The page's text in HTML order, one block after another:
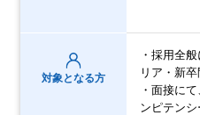
対象となる方
・採用全
リア・新卒
・面接に
ンピテン